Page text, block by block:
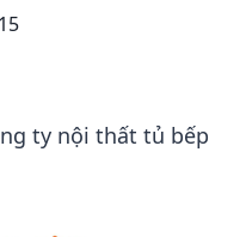
ty nội thất tủ bếp